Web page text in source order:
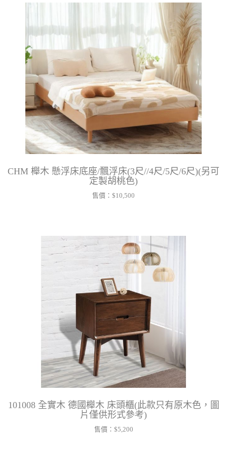
CHM 櫸木 懸浮床底座/飄浮床(3尺//4尺/5尺/6尺)(另可
定製胡桃色)
售價： $10,500
101008 全實木 德國櫸木 床頭櫃(此款只有原木色，圖
片僅供形式參考)
售價： $5,200